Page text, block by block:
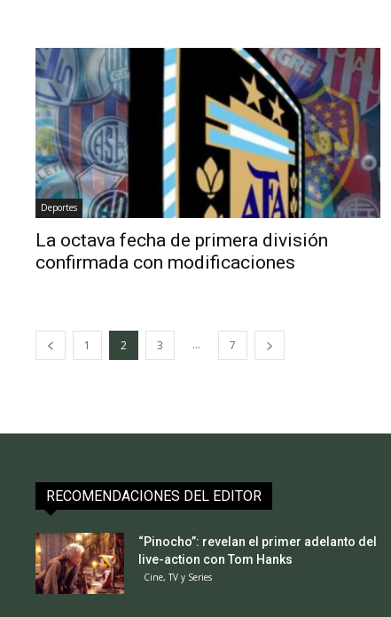
Deportes
La octava fecha de primera división
confirmada con modificaciones
1 2 3 ... 7
RECOMENDACIONES DEL EDITOR
“Pinocho”: revelan el primer adelanto del
live-action con Tom Hanks
Cine, TV y Series